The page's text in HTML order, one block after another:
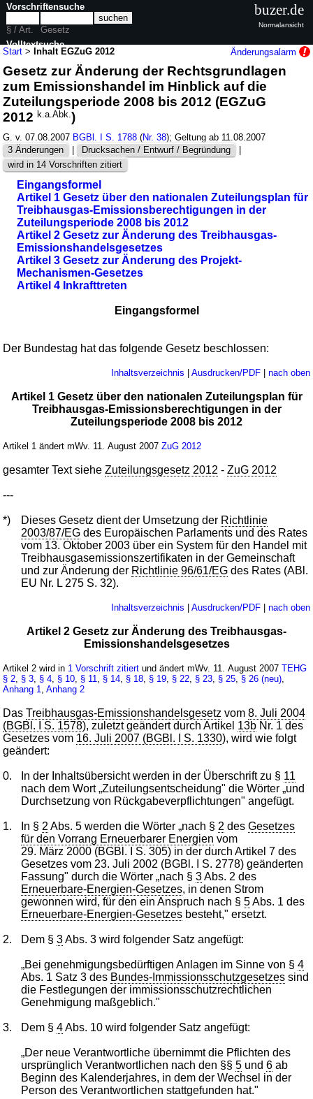
Start >Inhalt EGZuG 2012 Änderungsalarm
Gesetz zur Änderung der Rechtsgrundlagen
zum Emissionshandel im Hinblick auf die
Zuteilungsperiode 2008 bis 2012 (EGZuG
2012k.a.Abk.)
G. v. 07.08.2007 BGBl. I S. 1788 (Nr. 38); Geltung ab 11.08.2007
3 Änderungen
| Drucksachen / Entwurf / Begründung
|
wird in 14 Vorschriften zitiert
Eingangsformel
Artikel 1 Gesetz über den nationalen Zuteilungsplan für
Treibhausgas-Emissionsberechtigungen in der
Zuteilungsperiode 2008 bis 2012
Artikel 2 Gesetz zur Änderung des Treibhausgas-
Emissionshandelsgesetzes
Artikel 3 Gesetz zur Änderung des Projekt-
Mechanismen-Gesetzes
Artikel 4 Inkrafttreten
Eingangsformel
Der Bundestag hat das folgende Gesetz beschlossen:
Inhaltsverzeichnis | Ausdrucken/PDF| nach oben
Artikel 1 Gesetz über den nationalen Zuteilungsplan für
Treibhausgas-Emissionsberechtigungen in der
Zuteilungsperiode 2008 bis 2012
Artikel 1 ändert mWv. 11. August 2007ZuG 2012
gesamter Text sieheZuteilungsgesetz 2012 -ZuG 2012
---
*) Dieses Gesetz dient der Umsetzung der Richtlinie
2003/87/EG des Europäischen Parlaments und des Rates
vom 13. Oktober 2003 über ein System für den Handel mit
Treibhausgasemissionszertifikaten in der Gemeinschaft
und zur Änderung der Richtlinie 96/61/EG des Rates (ABl.
EU Nr. L 275 S. 32).
Inhaltsverzeichnis | Ausdrucken/PDF| nach oben
Artikel 2 Gesetz zur Änderung des Treibhausgas-
Emissionshandelsgesetzes
Artikel 2 wird in 1 Vorschrift zitiert und ändert mWv. 11. August 2007TEHG
§ 2 § 3 § 4 § 10 § 11 § 14 § 18 § 19 § 22 § 23 § 25 § 26 (neu)
Anhang 1 ,Anhang 2
DasTreibhausgas-Emissionshandelsgesetz vom8. Juli 2004
(BGBl. I S. 1578), zuletzt geändert durch Artikel 13b Nr. 1 des
Gesetzes vom 16. Juli 2007 (BGBl. I S. 1330), wird wie folgt
geändert:
0. In der Inhaltsübersicht werden in der Überschrift zu § 11
nach dem Wort „Zuteilungsentscheidung" die Wörter „und
Durchsetzung von Rückgabeverpflichtungen" angefügt.
1. In § 2 Abs. 5 werden die Wörter „nach § 2 desGesetzes
für den Vorrang Erneuerbarer Energien vom
29. März 2000 (BGBl. I S. 305) in der durch Artikel 7 des
Gesetzes vom 23. Juli 2002 (BGBl. I S. 2778) geänderten
Fassung" durch die Wörter „nach §3Abs. 2 des
Erneuerbare-Energien-Gesetzes, in denen Strom
gewonnen wird, für den ein Anspruch nach §5Abs. 1 des
Erneuerbare-Energien-Gesetzes besteht," ersetzt.
2. Dem §3Abs. 3 wird folgender Satz angefügt:
„Bei genehmigungsbedürftigen Anlagen im Sinne von §4
Abs. 1 Satz 3 des Bundes-Immissionsschutzgesetzes sind
die Festlegungen der immissionsschutzrechtlichen
Genehmigung maßgeblich."
3. Dem §4Abs. 10 wird folgender Satz angefügt:
„Der neue Verantwortliche übernimmt die Pflichten des
ursprünglich Verantwortlichen nach den §§5 und6 ab
Beginn des Kalenderjahres, in dem der Wechsel in der
Person des Verantwortlichen stattgefunden hat."
Vorschriftensuche
§ / Art.
Gesetz
Volltextsuche
nur in EGZuG 2012
buzer.de
Normalansicht